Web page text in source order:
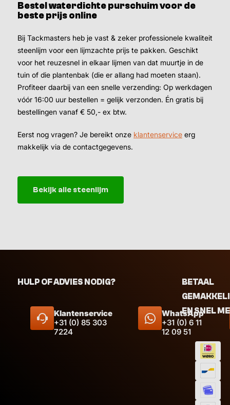
Bestel waterdichte purschuim voor de
beste prijs online
Bij Tackmasters heb je vast & zeker professionele kwaliteit
steenlijm voor een lijmzachte prijs te pakken. Geschikt
voor het reuzesnel in elkaar lijmen van dat muurtje in de
tuin of die plantenbak (die er allang had moeten staan).
Profiteer daarbij van een snelle verzending: Op werkdagen
vóór 16:00 uur bestellen = gelijk verzonden. Én gratis bij
bestellingen vanaf € 50,- ex btw.
Eerst nog vragen? Je bereikt onze klantenservice erg
makkelijk via de contactgegevens.
Bekijk alle steenlijm
HULP OF ADVIES NODIG?
Klantenservice
+31 (0) 85 303
7224
WhatsApp
+31 (0) 6 11
12 09 51
BETAAL
EN SNEL